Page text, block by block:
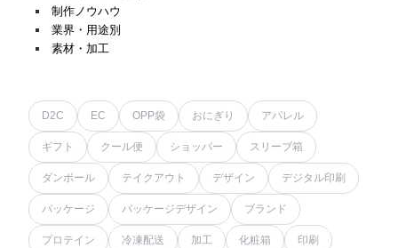
制作ノウハウ
業界・用途別
素材・加工
D2C EC OPP袋 おにぎり アパレル
ギフト クール便 ショッパー スリーブ箱
ダンボール テイクアウト デザイン デジタル印刷
パッケージ パッケージデザイン ブランド
プロテイン 冷凍配送 加工 化粧箱 印刷